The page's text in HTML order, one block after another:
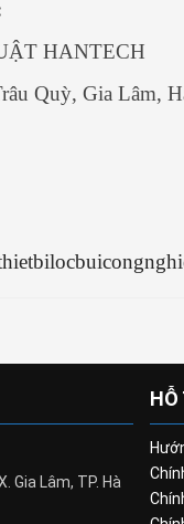
HANTECH
Quỳ, Gia Lâm,
Gia Lâm, TP. Hà
HỖ